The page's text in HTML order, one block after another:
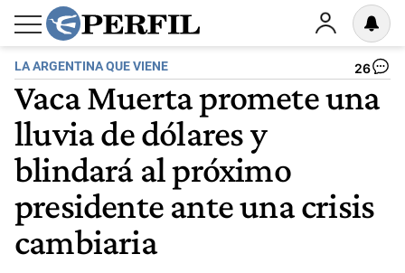
LA ARGENTINA QUE VIENE 26
Vaca Muerta promete una
lluvia de dólares y
blindará al próximo
presidente ante una crisis
cambiaria